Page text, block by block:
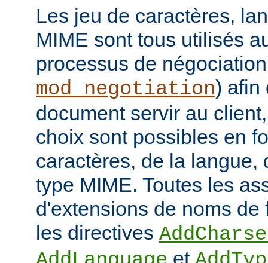
Les jeu de caractères,
MIME sont tous utilisés
processus de
mod_negotiation) afin
document servir au
choix sont possibles en
caractères, de la langue,
type MIME. Toutes les
d'extensions de noms
les directives
et